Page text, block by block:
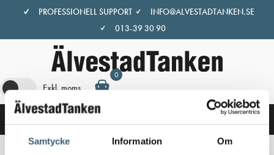
Samtycke Information Om
innehåll
PROFESSIONELL SUPPORT
INFO@ALVESTADTANKEN.SE
013-39 30 90
Exkl. moms
0